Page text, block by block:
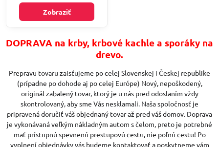
Zobraziť
DOPRAVA na krby, krbové kachle a sporáky na
drevo.
Prepravu tovaru zaisťujeme po celej Slovenskej i Českej republike
(prípadne po dohode aj po celej Európe) Nový, nepoškodený,
originál zabalený tovar, ktorý je u nás pred odoslaním vždy
skontrolovaný, aby sme Vás nesklamali. Naša spoločnosť je
pripravená doručiť váš objednaný tovar až pred váš domov. Doprava
je vykonávaná veľkým nákladným autom s čelom, preto je potrebné
mať prístupnú spevnenú prestupovú cestu, nie poľnú cestu! Po
vyplnení objednávky vás budeme kontaktovať a poskytneme vám